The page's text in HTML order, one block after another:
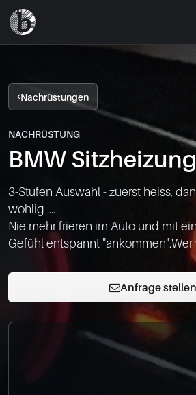
Nachrüsten
News
FAQ
Standorte
Kontakt
info@bimmer-manufaktur.de
Nachrüstungen
NACHRÜSTUNG
BMW Sitzheizung
3-Stufen Auswahl - zuerst heiss,
wohlig ....
Nie mehr frieren im Auto und mit
Anfrage stellen